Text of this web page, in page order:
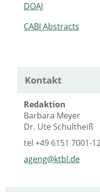
DOAJ
CABI Abstracts
Kontakt
Redaktion
Barbara Meyer
Dr. Ute Schultheiß
tel+49 6151 7001-
ageng@ktbl.de